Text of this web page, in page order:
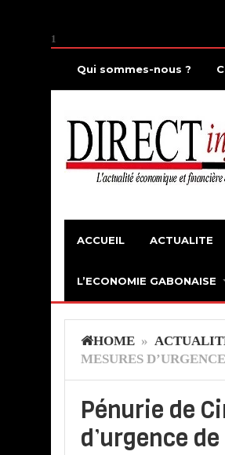
1
Qui sommes-nous ?
ACCUEIL ACTUALITE
L’ECONOMIE GABONAISE
HOME »
MESURES
Pénurie de
d’urgence